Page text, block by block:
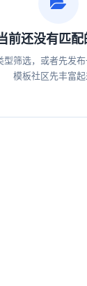
前还没有匹
型筛选，或者先发
模板社区先丰富起